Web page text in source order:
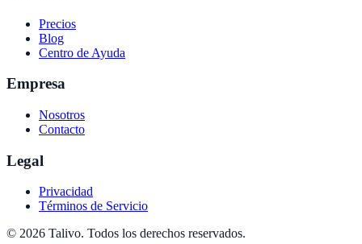
Precios
Blog
Centro de Ayuda
Empresa
Nosotros
Contacto
Legal
Privacidad
Términos de Servicio
© 2026 Talivo. Todos los derechos reservados.